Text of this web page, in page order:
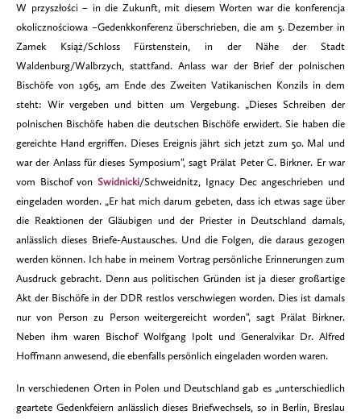
W przyszłości – in die Zukunft, mit diesem Worten war die konferencja
okolicznościowa –Gedenkkonferenz überschrieben, die am 5. Dezember in
Zamek Książ/Schloss Fürstenstein, in der Nähe der Stadt
Waldenburg/Walbrzych, stattfand. Anlass war der Brief der polnischen
Bischöfe von 1965, am Ende des Zweiten Vatikanischen Konzils in dem
steht: Wir vergeben und bitten um Vergebung. „Dieses Schreiben der
polnischen Bischöfe haben die deutschen Bischöfe erwidert. Sie haben die
gereichte Hand ergriffen. Dieses Ereignis jährt sich jetzt zum 50. Mal und
war der Anlass für dieses Symposium“, sagt Prälat Peter C. Birkner. Er war
vom Bischof vonSwidnicki/Schweidnitz, Ignacy Dec angeschrieben und
eingeladen worden. „Er hat mich darum gebeten, dass ich etwas sage über
die Reaktionen der Gläubigen und der Priester in Deutschland damals,
anlässlich dieses Briefe-Austausches. Und die Folgen, die daraus gezogen
werden können. Ich habe in meinem Vortrag persönliche Erinnerungen zum
Ausdruck gebracht. Denn aus politischen Gründen ist ja dieser großartige
Akt der Bischöfe in der DDR restlos verschwiegen worden. Dies ist damals
nur von Person zu Person weitergereicht worden“, sagt Prälat Birkner.
Neben ihm waren Bischof Wolfgang Ipolt und Generalvikar Dr. Alfred
Hoffmann anwesend, die ebenfalls persönlich eingeladen worden waren.
In verschiedenen Orten in Polen und Deutschland gab es „unterschiedlich
geartete Gedenkfeiern anlässlich dieses Briefwechsels, so in Berlin, Breslau